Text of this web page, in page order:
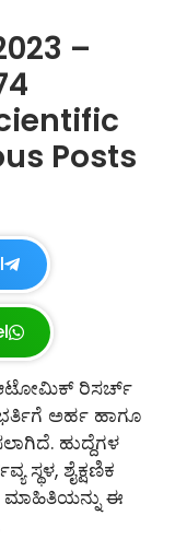
–
Posts
ರಿಸರ್ಚ್
ಅರ್ಹ ಹಾಗೂ
ಹುದ್ದೆಗಳ
ಸ್ಥಳ, ಶೈಕ್ಷಣಿಕ
ಮಾಹಿತಿಯನ್ನು ಈ